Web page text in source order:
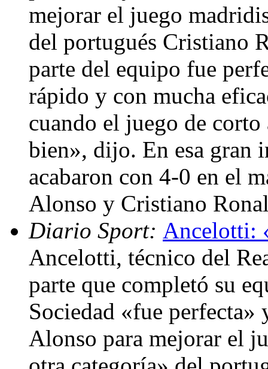
mejorar el juego
del portugués Cristiano
parte del equipo fue
rápido y con mucha
cuando el juego de
bien», dijo. En esa gran
acabaron con 4-0 en el
Alonso y Cristiano
Diario Sport: Ancelotti:
Ancelotti, técnico del
parte que completó su
Sociedad «fue
Alonso para mejorar el